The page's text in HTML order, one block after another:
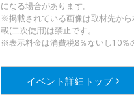
になる場合があります。
※掲載されている画像は取材先か
載(二次使用)は禁止です。
※表示料金は消費税8％ないし10％
イベント詳細 トップ